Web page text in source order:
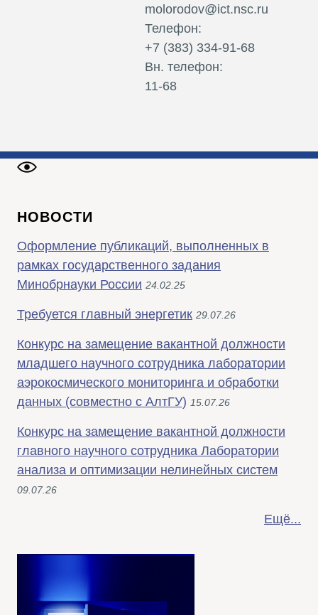
molorodov@ict.nsc.ru
Телефон:
+7 (383) 334-91-68
Вн. телефон:
11-68
НОВОСТИ
Оформление публикаций, выполненных в
рамках государственного задания
Минобрнауки России 24.02.25
Требуется главный энергетик 29.07.26
Конкурс на замещение вакантной должности
младшего научного сотрудника лаборатории
аэрокосмического мониторинга и обработки
данных (совместно с АлтГУ) 15.07.26
Конкурс на замещение вакантной должности
главного научного сотрудника Лаборатории
анализа и оптимизации нелинейных систем
09.07.26
Ещё...